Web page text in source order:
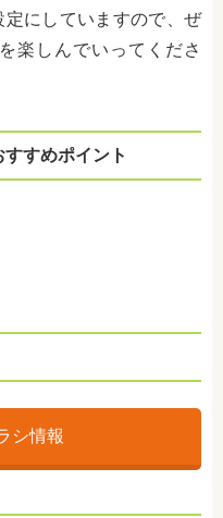
にしていますので、ぜ
楽しんでいってくださ
すめポイント
シ情報